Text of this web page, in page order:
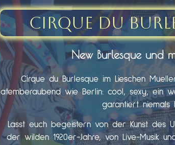
Cirque du
New Burlesque und
Cirque du Burlesque im Lieschen
atemberaubend wie Berlin: cool, sexy, ein
garantiert niemals
Lasst euch begeistern von der Kunst des
der wilden 1920er-Jahre, von Live-Musik